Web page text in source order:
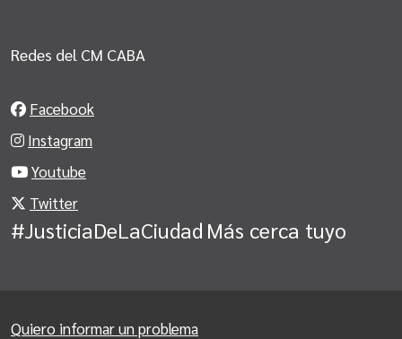
Redes del CM CABA
Facebook
Instagram
Youtube
Twitter
#JusticiaDeLaCiudad Más cerca tuyo
Quiero informar un problema